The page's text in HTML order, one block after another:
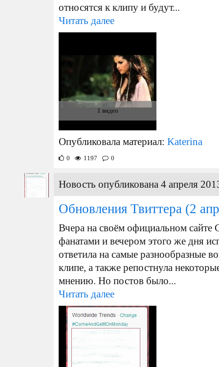
относятся к клипу и будут...
Читать далее
1 видео
Опубликовала материал: Katerina
0 1197 0
Новость опубликована 4 апреля
Обновления Твиттера (2
Вчера на своём официальном сайте
фанатами и вечером этого же дня
ответила на самые разнообразные
клипе, а также репостнула
мнению. Но постов было...
Читать далее